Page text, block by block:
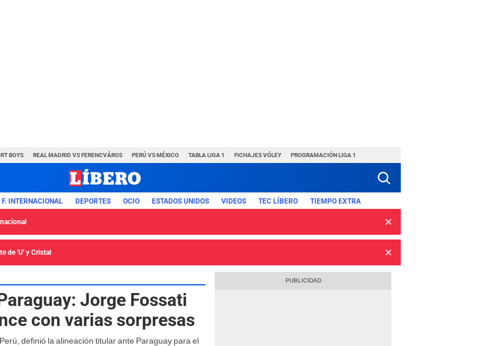
BOYS REAL MADRID VS FERENCVÁROS PERÚ VS MÉXICO TABLA LIGA 1 FICHAJES VÓLEY PROGRAMACIÓN LIGA 1
F. INTERNACIONAL DEPORTES OCIO ESTADOS UNIDOS VIDEOS TEC LÍBERO TIEMPO EXTRA
de 'U' y Cristal
Jorge Fossati
con varias sorpresas
definió la alineación titular ante Paraguay para el